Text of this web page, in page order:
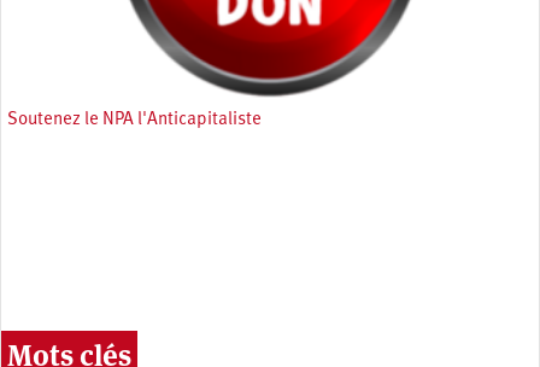
Soutenez le NPA l'Anticapitaliste
Mots clés